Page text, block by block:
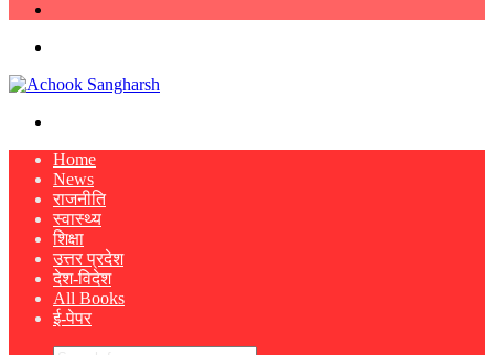
Home
News
राजनीति
स्वास्थ्य
शिक्षा
उत्तर प्रदेश
देश-विदेश
All Books
ई-पेपर